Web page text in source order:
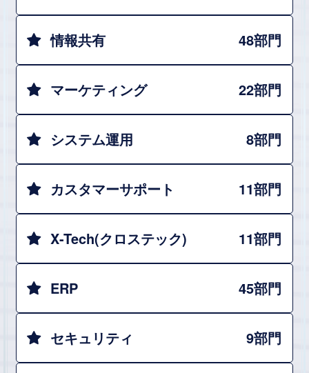
情報共有 48部門
マーケティング 22部門
システム運用 8部門
カスタマーサポート 11部門
X-Tech(クロステック) 11部門
ERP 45部門
セキュリティ 9部門